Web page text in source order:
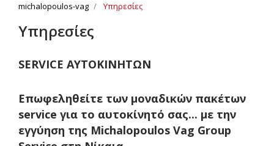
Υπηρεσίες
michalopoulos-vag Υπηρεσίες
SERVICE ΑΥΤΟΚΙΝΗΤΩΝ
Επωφεληθείτε των μοναδικών πακέτων
service για το αυτοκίνητό σας... με την
εγγύηση της Michalopoulos Vag Group